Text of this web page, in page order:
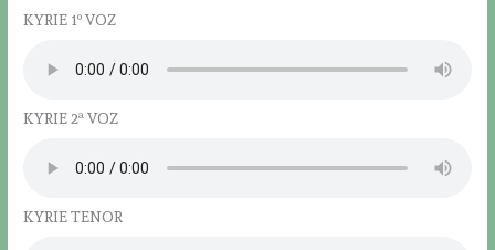
KYRIE 1º VOZ
KYRIE 2ª VOZ
KYRIE TENOR